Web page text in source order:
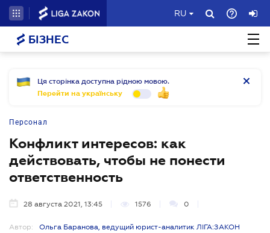
RU
БІЗНЕС
Ця сторінка доступна рідною мовою.
Перейти на українську
Персонал
Конфликт интересов: как
действовать, чтобы не понести
ответственность
28 августа 2021, 13:45 1576 0
Автор:
Ольга Баранова, ведущий юрист-аналитик ЛІГА:ЗАКОН